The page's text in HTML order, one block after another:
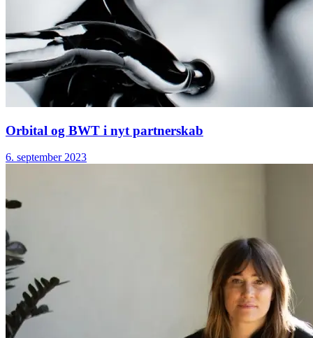
Orbital og BWT i nyt partnerskab
6. september 2023